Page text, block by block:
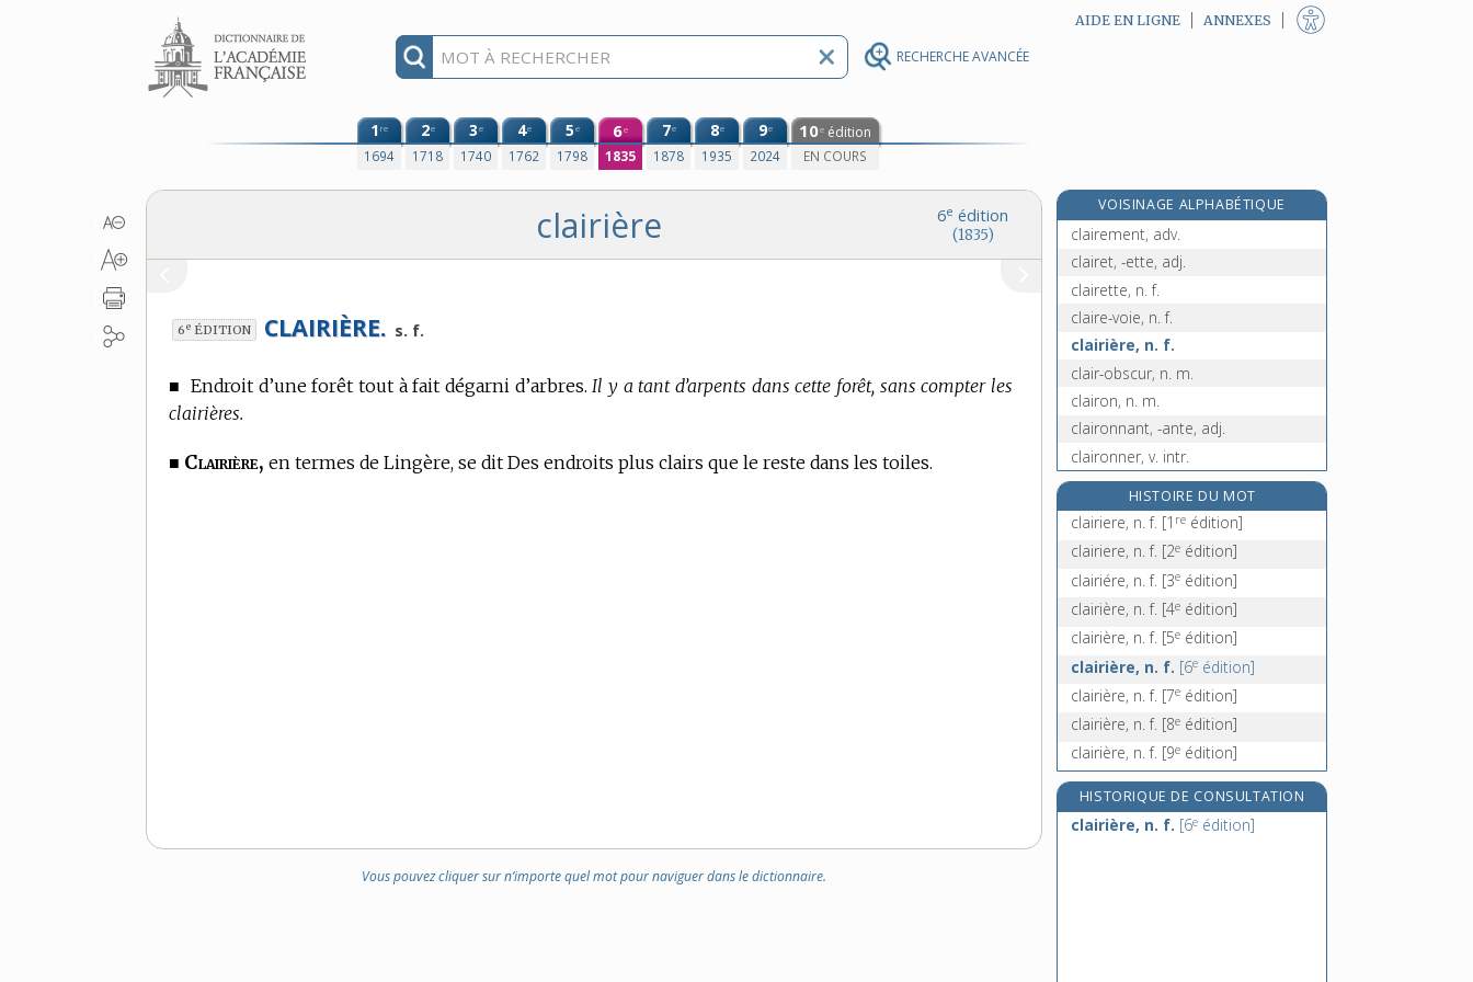
RECHERCHE AVANCÉE
Aller au contenu AIDE EN LIGNE ANNEXES
1re
1694
2e
1718
3e
1740
4e
1762
5e
1798
6e
1835
7e
1878
8e
1935
9e
2024
10e édition
EN COURS
6e édition
(1835)
clairière
6e ÉDITION CLAIRIÈRE. s. f.
■Endroit d’une forêt tout à fait dégarni d’arbres. Il y a tant d’arpents dans cette forêt, sans compter les
clairières.
■ Clairière, en termes de Lingère, se dit Des endroits plus clairs que le reste dans les toiles.
Vous pouvez cliquer sur n’importe quel mot pour naviguer dans le dictionnaire.
VOISINAGE ALPHABÉTIQUE
claire, n. f.
clairement, adv.
clairet, -ette, adj.
clairette, n. f.
claire-voie, n. f.
clairière, n. f.
clair-obscur, n. m.
clairon, n. m.
claironnant, -ante, adj.
claironner, v. intr.
clairsemé, -ée, adj.
clairvoyance, n. f.
clameur, n. f.
HISTOIRE DU MOT
clairiere, n. f. [1 re édition]
clairiere, n. f. [2e édition]
clairiére, n. f. [3e édition]
clairière, n. f. [4e édition]
clairière, n. f. [5e édition]
clairière, n. f. [6e édition]
clairière, n. f. [7e édition]
clairière, n. f. [8e édition]
clairière, n. f. [9e édition]
HISTORIQUE DE CONSULTATION
clairière, n. f. [6e édition]